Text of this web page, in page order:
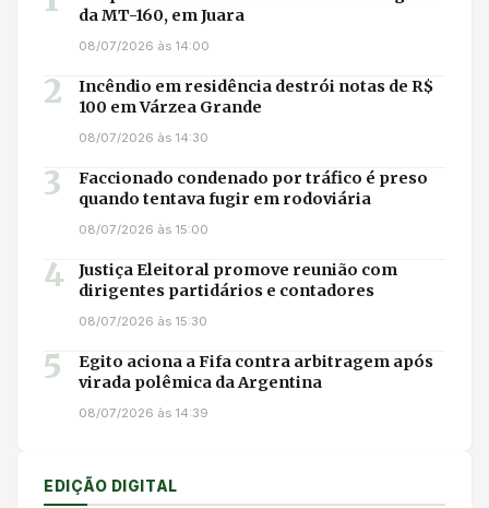
da MT-160, em Juara
08/07/2026 às 14:00
2
Incêndio em residência destrói notas de R$
100 em Várzea Grande
08/07/2026 às 14:30
3
Faccionado condenado por tráfico é preso
quando tentava fugir em rodoviária
08/07/2026 às 15:00
4
Justiça Eleitoral promove reunião com
dirigentes partidários e contadores
08/07/2026 às 15:30
5
Egito aciona a Fifa contra arbitragem após
virada polêmica da Argentina
08/07/2026 às 14:39
EDIÇÃO DIGITAL